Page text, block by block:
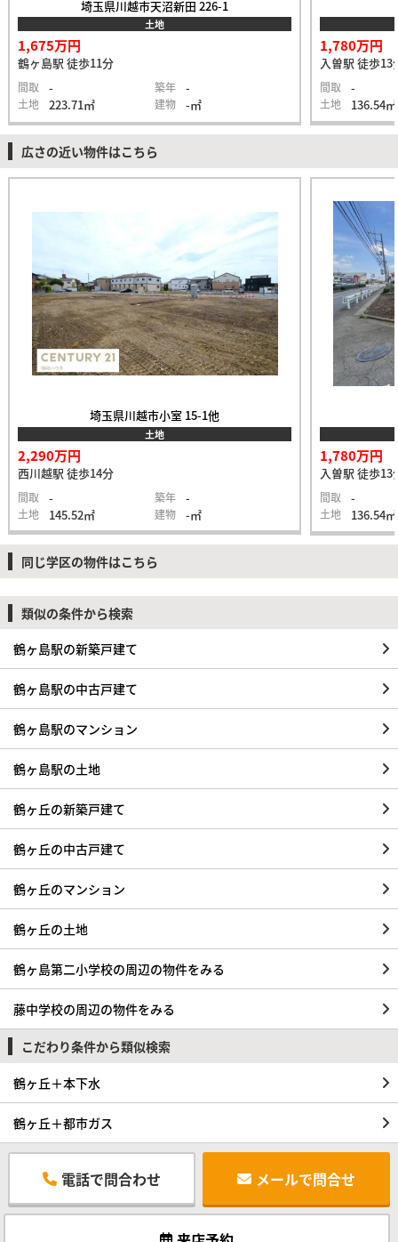
埼玉県川越市天沼新田 226-1
土地
1,675万円
鶴ヶ島駅 徒歩11分
間取 - 築年 -
土地 223.71㎡ 建物 -㎡
1,780万円
入曽駅 徒歩13
間取 -
土地 136.54㎡
広さの近い物件はこちら
埼玉県川越市小室 15-1他
土地
2,290万円
西川越駅 徒歩14分
間取 - 築年 -
土地 145.52㎡ 建物 -㎡
1,780万円
入曽駅 徒歩13
間取 -
土地 136.54㎡
同じ学区の物件はこちら
類似の条件から検索
鶴ヶ島駅の新築戸建て
鶴ヶ島駅の中古戸建て
鶴ヶ島駅のマンション
鶴ヶ島駅の土地
鶴ヶ丘の新築戸建て
鶴ヶ丘の中古戸建て
鶴ヶ丘のマンション
鶴ヶ丘の土地
鶴ヶ島第二小学校の周辺の物件をみる
藤中学校の周辺の物件をみる
こだわり条件から類似検索
鶴ヶ丘＋本下水
鶴ヶ丘＋都市ガス
電話で問合わせ メールで問合せ